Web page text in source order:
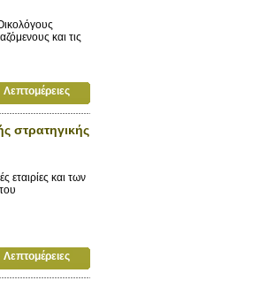
και τις
Λεπτομέρειες
στρατηγικής
και των
Λεπτομέρειες